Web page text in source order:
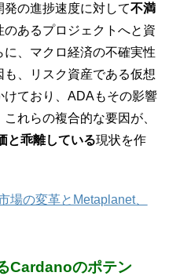
の進捗速度に対して不満
あるプロジェクトへと資
、マクロ経済の不確実性
も、リスク資産である仮想
ており、ADAもその影響
れらの複合的な要因が、
と乖離している現状を作
場の変革とMetaplanet、
Cardanoのポテン